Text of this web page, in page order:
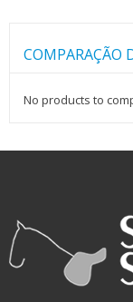
COMPARAÇÃO
No products to